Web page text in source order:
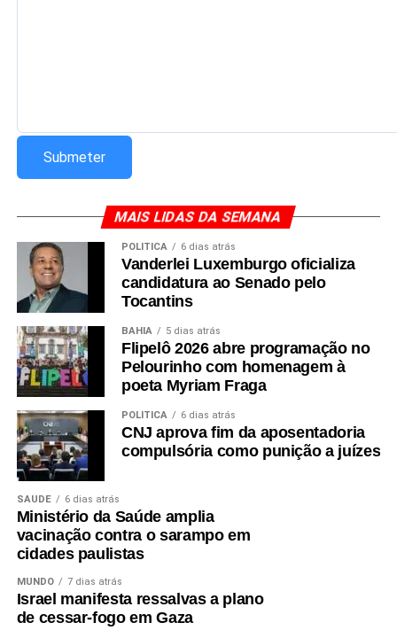
Redação Saiba+
MAIS LIDAS DA SEMANA
POLÍTICA 6 dias atrás
Vanderlei Luxemburgo oficializa
candidatura ao Senado pelo
Tocantins
BAHIA 5 dias atrás
Flipelô 2026 abre programação no
Pelourinho com homenagem à
poeta Myriam Fraga
POLÍTICA 6 dias atrás
CNJ aprova fim da aposentadoria
compulsória como punição a juízes
SAÚDE 6 dias atrás
Ministério da Saúde amplia
vacinação contra o sarampo em
cidades paulistas
MUNDO 7 dias atrás
Israel manifesta ressalvas a plano
de cessar-fogo em Gaza